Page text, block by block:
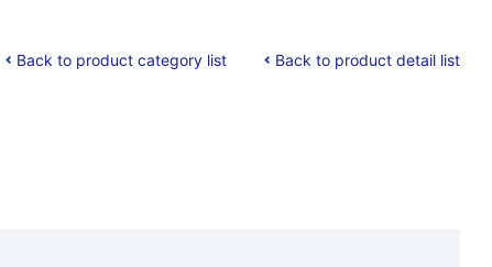
Back to product category list Back to product detail list